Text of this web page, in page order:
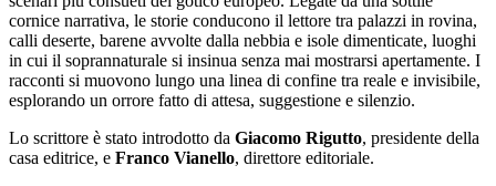
cornice narrativa, le storie conducono il lettore tra palazzi in rovina,
calli deserte, barene avvolte dalla nebbia e isole dimenticate, luoghi
in cui il soprannaturale si insinua senza mai mostrarsi apertamente. I
racconti si muovono lungo una linea di confine tra reale e invisibile,
esplorando un orrore fatto di attesa, suggestione e silenzio.
Lo scrittore è stato introdotto da Giacomo Rigutto, presidente della
casa editrice, e Franco Vianello, direttore editoriale.